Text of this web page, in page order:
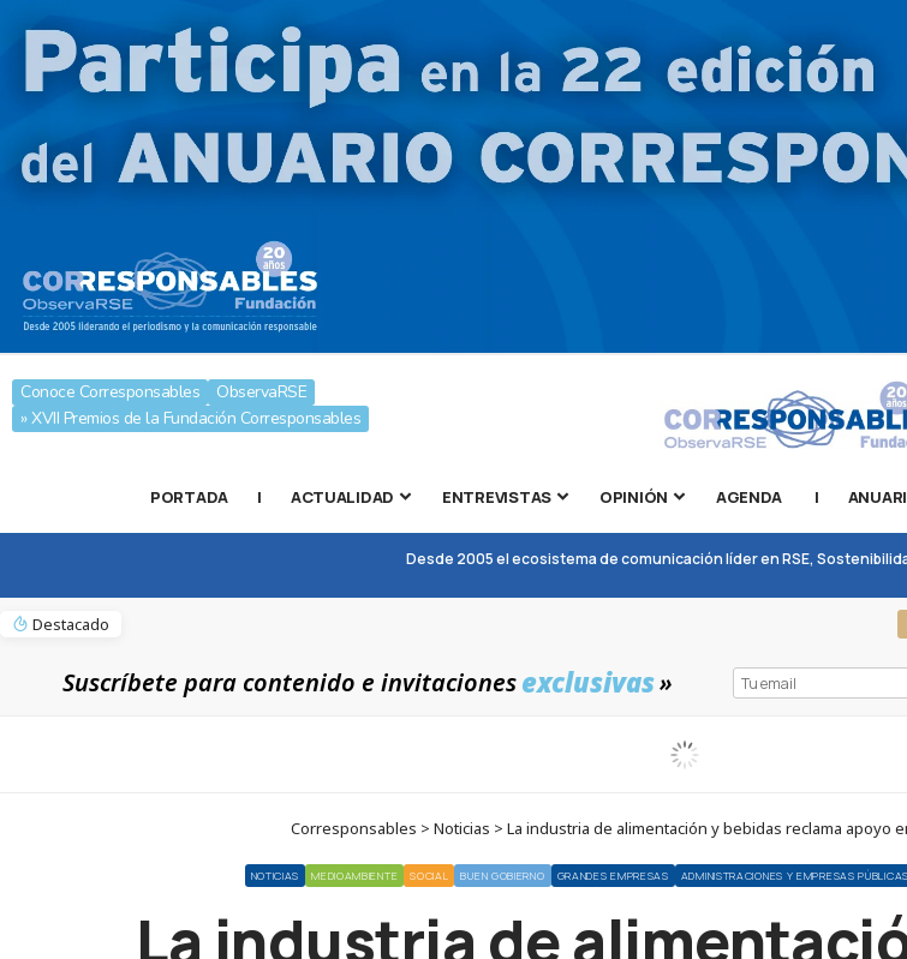
Conoce Corresponsables
ObservaRSE
» XVII Premios de la Fundación Corresponsables
PORTADA | ACTUALIDAD ENTREVISTAS OPINIÓN AGENDA |
Desde 2005 el ecosistema de comunicación líder en RSE,
Destacado
Suscríbete para contenido e invitacionesexclusivas»
Corresponsables > Noticias > La industria de alimentación y bebidas reclama
NOTICIAS MEDIOAMBIENTE SOCIAL BUEN GOBIERNO GRANDES EMPRESAS ADMINISTRACIONES Y EMPRESAS PÚBLICAS
La industria de